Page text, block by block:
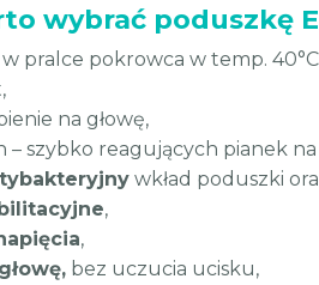
wybrać poduszkę
w pralce pokrowca w temp.
na głowę,
– szybko reagujących pianek
wkład poduszki
,
,
bez uczucia ucisku,